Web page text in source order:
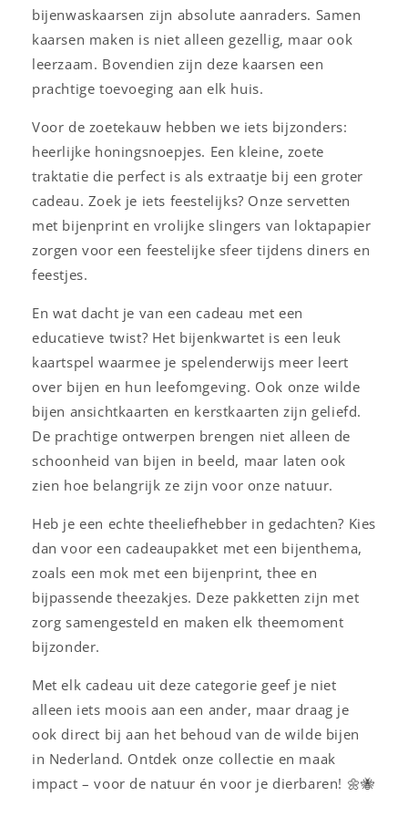
bijenwaskaarsen zijn absolute aanraders. Samen
kaarsen maken is niet alleen gezellig, maar ook
leerzaam. Bovendien zijn deze kaarsen een
prachtige toevoeging aan elk huis.
Voor de zoetekauw hebben we iets bijzonders:
heerlijke honingsnoepjes. Een kleine, zoete
traktatie die perfect is als extraatje bij een groter
cadeau. Zoek je iets feestelijks? Onze servetten
met bijenprint en vrolijke slingers van loktapapier
zorgen voor een feestelijke sfeer tijdens diners en
feestjes.
En wat dacht je van een cadeau met een
educatieve twist? Het bijenkwartet is een leuk
kaartspel waarmee je spelenderwijs meer leert
over bijen en hun leefomgeving. Ook onze wilde
bijen ansichtkaarten en kerstkaarten zijn geliefd.
De prachtige ontwerpen brengen niet alleen de
schoonheid van bijen in beeld, maar laten ook
zien hoe belangrijk ze zijn voor onze natuur.
Heb je een echte theeliefhebber in gedachten? Kies
dan voor een cadeaupakket met een bijenthema,
zoals een mok met een bijenprint, thee en
bijpassende theezakjes. Deze pakketten zijn met
zorg samengesteld en maken elk theemoment
bijzonder.
Met elk cadeau uit deze categorie geef je niet
alleen iets moois aan een ander, maar draag je
ook direct bij aan het behoud van de wilde bijen
in Nederland. Ontdek onze collectie en maak
impact – voor de natuur én voor je dierbaren! 🌼🐝